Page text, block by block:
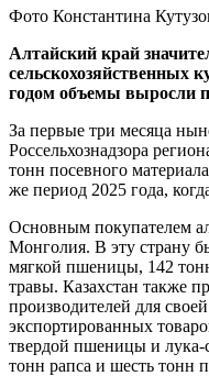
Фото Константина
Алтайский край
сельскохозяйственных
годом объемы выросли
За первые три месяца
Россельхознадзора
тонн посевного
же период 2025 года,
Основным покупателем
Монголия. В эту страну
мягкой пшеницы, 142
травы. Казахстан также
производителей для
экспортированных
твердой пшеницы и
тонн рапса и шесть тонн